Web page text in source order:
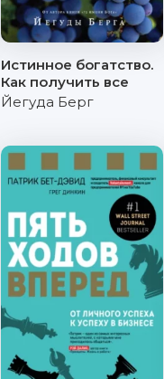
Истинное богатство.
Как получить все
Йегуда Берг